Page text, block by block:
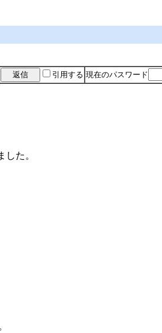
引用する 現在のパスワード
た。